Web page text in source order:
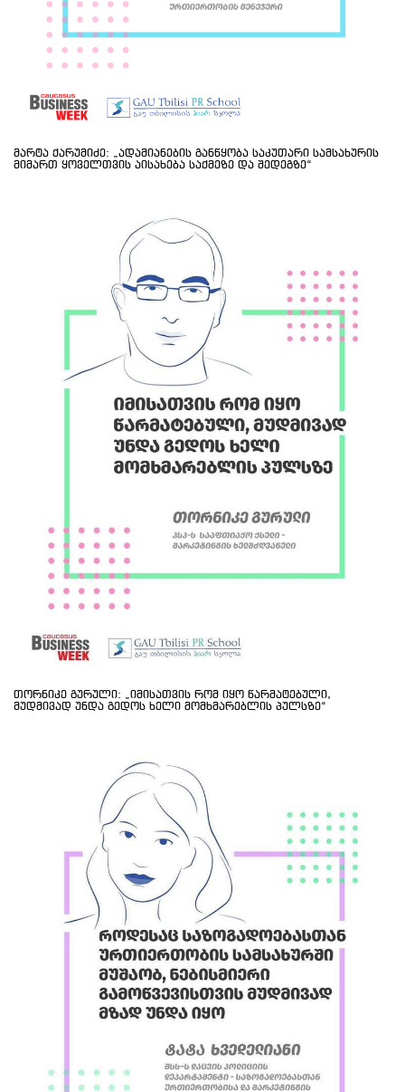
მარტა ქარუმიძე: „ადამიანების განწყობა საკუთარი სამსახურის
მიმართ ყოველთვის აისახება საქმეზე და შედეგზე“
თორნიკე გურული: „იმისათვის რომ იყო წარმატებული,
მუდმივად უნდა გედოს ხელი მომხმარებლის პულსზე“